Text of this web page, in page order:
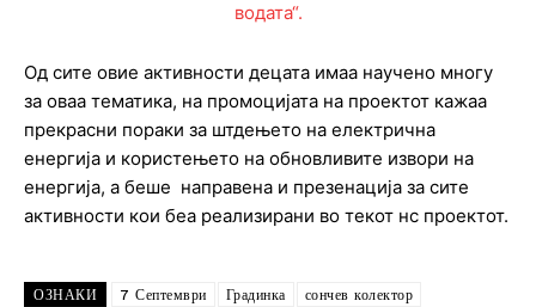
Од сите овие активности децата имаа научено многу
за оваа тематика, на промоцијата на проектот кажаа
прекрасни пораки за штдењето на електрична
енергија и користењето на обновливите извори на
енергија, а беше направена и презенација за сите
активности кои беа реализирани во текот нс проектот.
ОЗНАКИ 7 Септември Градинка сончев колектор